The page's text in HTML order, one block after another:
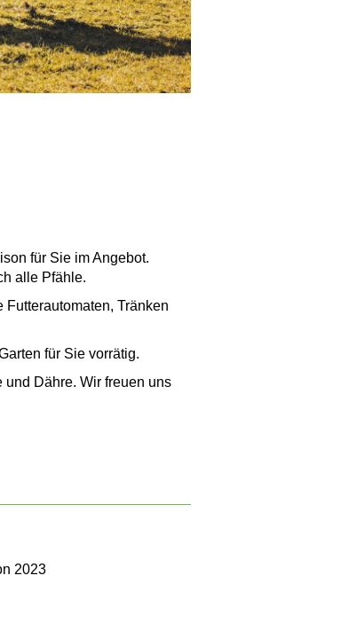
für Sie im Angebot.
alle Pfähle.
Tränken
für Sie vorrätig.
Dähre. Wir freuen uns
2023